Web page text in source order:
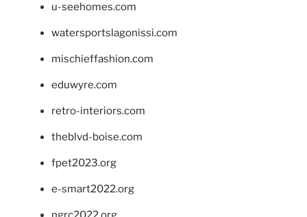
u-seehomes.com
watersportslagonissi.com
mischieffashion.com
eduwyre.com
retro-interiors.com
theblvd-boise.com
fpet2023.org
e-smart2022.org